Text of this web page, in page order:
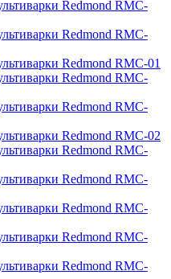
Redmond RMC-
Redmond RMC-
Redmond RMC-01
Redmond RMC-
Redmond RMC-
Redmond RMC-02
Redmond RMC-
Redmond RMC-
Redmond RMC-
Redmond RMC-
Redmond RMC-